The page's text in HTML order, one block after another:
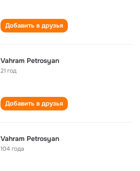
Добавить в друзья
Vahram Petrosyan
21 год
Добавить в друзья
Vahram Petrosyan
104 года